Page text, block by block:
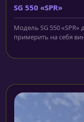
SG 550 «SPR»
Модель SG 550 «SPR»
примерить на себя